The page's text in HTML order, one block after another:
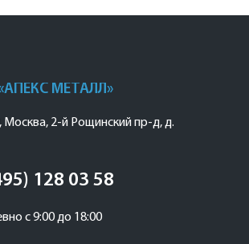
МЕТАЛЛ»
, Москва, 2-й Рощинский пр-д, д.
128 03 58
с 9:00 до 18:00